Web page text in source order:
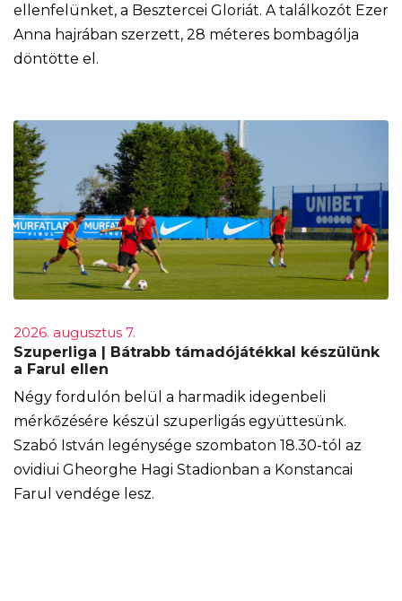
ellenfelünket, a Besztercei Gloriát. A találkozót Ezer
Anna hajrában szerzett, 28 méteres bombagólja
döntötte el.
2026. augusztus 7.
Szuperliga | Bátrabb támadójátékkal készülünk
a Farul ellen
Négy fordulón belül a harmadik idegenbeli
mérkőzésére készül szuperligás együttesünk.
Szabó István legénysége szombaton 18.30-tól az
ovidiui Gheorghe Hagi Stadionban a Konstancai
Farul vendége lesz.